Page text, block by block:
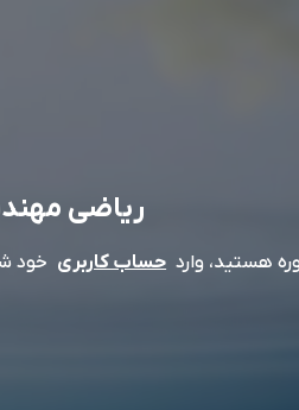
ریاضی
هستید، وارد حساب کاربری خود